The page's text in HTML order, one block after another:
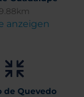
9.88km
anzeigen
de Quevedo